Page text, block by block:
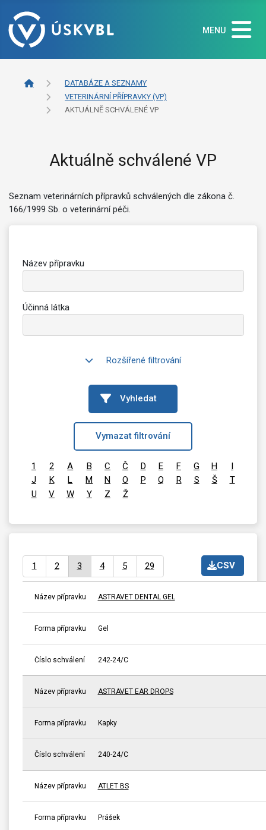
MENU
DATABÁZE A SEZNAMY
VETERINÁRNÍ PŘÍPRAVKY (VP)
AKTUÁLNĚ SCHVÁLENÉ VP
Aktuálně schválené VP
Seznam veterinárních přípravků schválených dle zákona č.
166/1999 Sb. o veterinární péči.
Název přípravku
Účinná látka
Rozšířené filtrování
Vyhledat
Vymazat filtrování
1 2 A B C Č D E F G H
I
J
K L M N O P Q R S Š
T
U
V W Y Z Ž
CSV
1 2 3 4 5 29
Název přípravku ASTRAVET DENTAL GEL
Forma přípravku Gel
Číslo schválení 242-24/C
Název přípravku ASTRAVET EAR DROPS
Forma přípravku Kapky
Číslo schválení 240-24/C
Název přípravku ATLET BS
Forma přípravku Prášek